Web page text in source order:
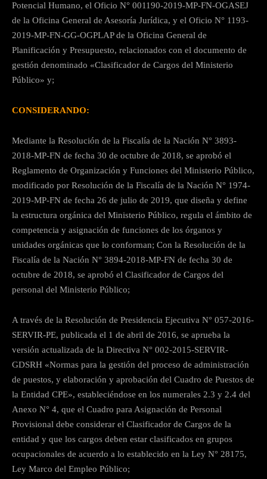
Potencial Humano, el Oficio N° 001190-2019-MP-FN-OGASEJ
de la Oficina General de Asesoría Jurídica, y el Oficio N° 1193-
2019-MP-FN-GG-OGPLAP de la Oficina General de
Planificación y Presupuesto, relacionados con el documento de
gestión denominado «Clasificador de Cargos del Ministerio
Público» y;
CONSIDERANDO:
Mediante la Resolución de la Fiscalía de la Nación N° 3893-
2018-MP-FN de fecha 30 de octubre de 2018, se aprobó el
Reglamento de Organización y Funciones del Ministerio Público,
modificado por Resolución de la Fiscalía de la Nación N° 1974-
2019-MP-FN de fecha 26 de julio de 2019, que diseña y define
la estructura orgánica del Ministerio Público, regula el ámbito de
competencia y asignación de funciones de los órganos y
unidades orgánicas que lo conforman; Con la Resolución de la
Fiscalía de la Nación N° 3894-2018-MP-FN de fecha 30 de
octubre de 2018, se aprobó el Clasificador de Cargos del
personal del Ministerio Público;
A través de la Resolución de Presidencia Ejecutiva N° 057-2016-
SERVIR-PE, publicada el 1 de abril de 2016, se aprueba la
versión actualizada de la Directiva N° 002-2015-SERVIR-
GDSRH «Normas para la gestión del proceso de administración
de puestos, y elaboración y aprobación del Cuadro de Puestos de
la Entidad CPE», estableciéndose en los numerales 2.3 y 2.4 del
Anexo N° 4, que el Cuadro para Asignación de Personal
Provisional debe considerar el Clasificador de Cargos de la
entidad y que los cargos deben estar clasificados en grupos
ocupacionales de acuerdo a lo establecido en la Ley N° 28175,
Ley Marco del Empleo Público;